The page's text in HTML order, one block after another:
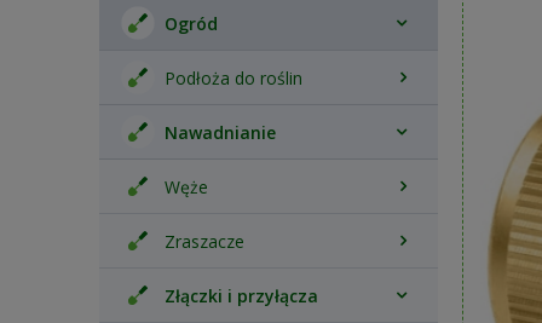
Ogród
Podłoża do roślin
Nawadnianie
Węże
Zraszacze
Złączki i przyłącza